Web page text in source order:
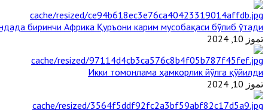
биринчи Aфрика Қуръони карим мусобақаси бўлиб ўтади
تموز 10, 2024
Икки томонлама ҳамкорлик йўлга қўйилди
تموز 10, 2024